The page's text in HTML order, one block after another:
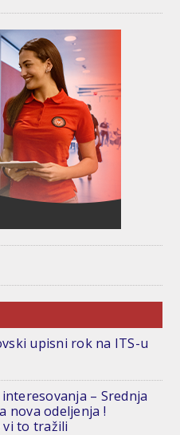
upisni rok na ITS-u
– Srednja
nova odeljenja !
vi to tražili